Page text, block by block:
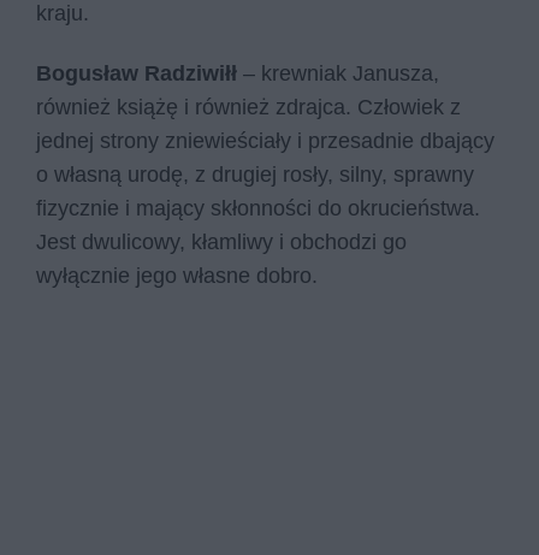
kraju.
Bogusław Radziwiłł – krewniak Janusza,
również książę i również zdrajca. Człowiek z
jednej strony zniewieściały i przesadnie dbający
o własną urodę, z drugiej rosły, silny, sprawny
fizycznie i mający skłonności do okrucieństwa.
Jest dwulicowy, kłamliwy i obchodzi go
wyłącznie jego własne dobro.